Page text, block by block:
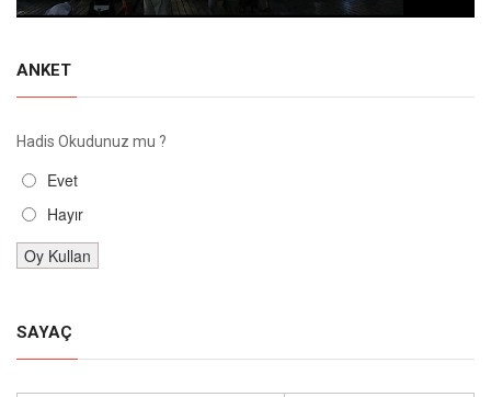
ANKET
Hadis Okudunuz mu ?
Evet
Hayır
SAYAÇ